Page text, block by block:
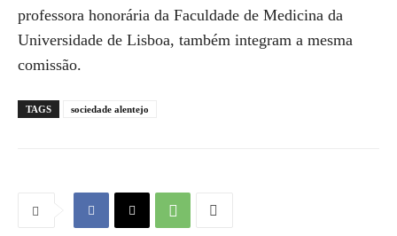
professora honorária da Faculdade de Medicina da
Universidade de Lisboa, também integram a mesma
comissão.
TAGS sociedade alentejo